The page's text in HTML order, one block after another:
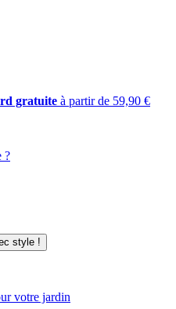
gratuite à partir de 59,90 €
?
votre jardin